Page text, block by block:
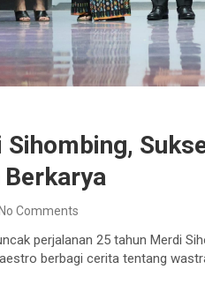
Berkarya
No Comments
perjalanan 25 tahun Merdi
berbagi cerita tentang